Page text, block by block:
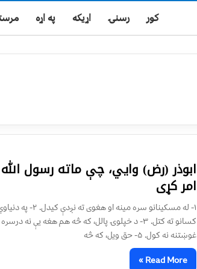
کور رسنۍ اړیکه په اړه
ابوذر (رض) وايي، چې ماته رسول
امر كړى
۱- له مسكينانو سره
غوښتنه نه كول. ۵- حق ويل، كه څه
Read More »